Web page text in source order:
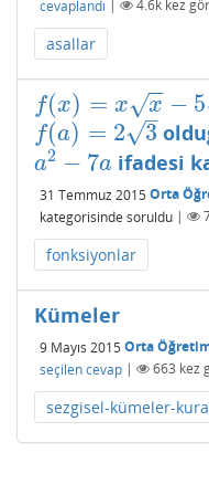
cevaplandı | 4.6k kez
asallar
f(x) = x x
−
−
√ − 5
f(x)=x x−5 x
f(a) = 2 3
–
√
f(a)=2 3
a2 − 7a
a2 −7a ifadesi
31 Temmuz 2015 Orta
kategorisinde soruldu |
fonksiyonlar
Kümeler
9 Mayıs 2015 Orta
seçilen cevap | 663 kez
sezgisel-kümeler-